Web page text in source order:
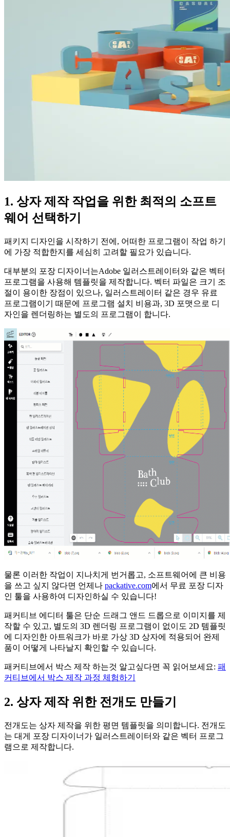
1. 상자 제작 작업을 위한 최적의 소프트
웨어 선택하기
패키지 디자인을 시작하기 전에, 어떠한 프로그램이 작업 하기
에 가장 적합한지를 세심히 고려할 필요가 있습니다.
대부분의 포장 디자이너는Adobe 일러스트레이터와 같은 벡터
프로그램을 사용해 템플릿을 제작합니다. 벡터 파일은 크기 조
절이 용이한 장점이 있으나, 일러스트레이터 같은 경우 유료
프로그램이기 때문에 프로그램 설치 비용과, 3D 포맷으로 디
자인을 렌더링하는 별도의 프로그램이 합니다.
물론 이러한 작업이 지나치게 번거롭고, 소프트웨어에 큰 비용
을 쓰고 싶지 않다면 언제나 packative.com에서 무료 포장 디자
인 툴을 사용하여 디자인하실 수 있습니다!
패커티브 에디터 툴은 단순 드래그 앤드 드롭으로 이미지를 제
작할 수 있고, 별도의 3D 렌더링 프로그램이 없이도 2D 템플릿
에 디자인한 아트워크가 바로 가상 3D 상자에 적용되어 완제
품이 어떻게 나타날지 확인할 수 있습니다.
패커티브에서 박스 제작 하는것 알고싶다면 꼭 읽어보세요: 패
커티브에서 박스 제작 과정 체험하기
2. 상자 제작 위한 전개도 만들기
전개도는 상자 제작을 위한 평면 템플릿을 의미합니다. 전개도
는 대게 포장 디자이너가 일러스트레이터와 같은 벡터 프로그
램으로 제작합니다.